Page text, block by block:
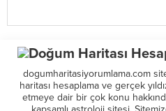
dogumharitasiyorumlama.com
haritası hesaplama ve gerçek
etmeye dair bir çok konu